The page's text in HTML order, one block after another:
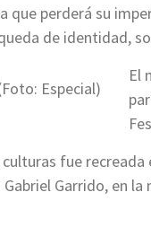
que perderá su
de identidad,
Especial)
El
fue
Garrido, en la